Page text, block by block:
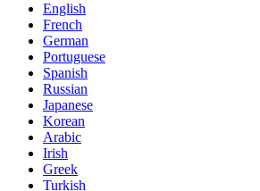
English
French
German
Portuguese
Spanish
Russian
Japanese
Korean
Arabic
Irish
Greek
Turkish